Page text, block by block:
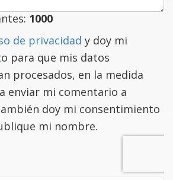
1000
de privacidad y doy mi
para que mis datos
procesados, en la medida
enviar mi comentario a
doy mi consentimiento
mi nombre.